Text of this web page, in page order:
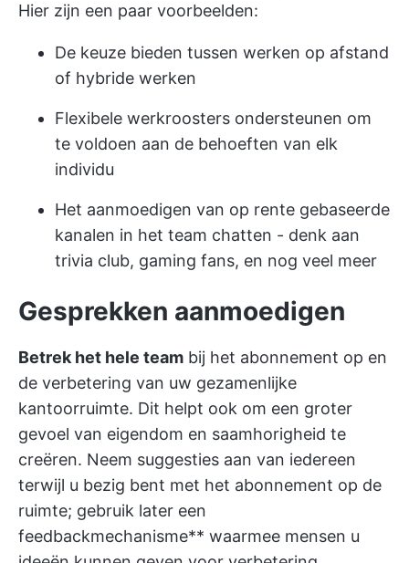
Hier zijn een paar voorbeelden:
De keuze bieden tussen werken op afstand
of hybride werken
Flexibele werkroosters ondersteunen om
te voldoen aan de behoeften van elk
individu
Het aanmoedigen van op rente gebaseerde
kanalen in het team chatten - denk aan
trivia club, gaming fans, en nog veel meer
Gesprekken aanmoedigen
Betrek het hele team bij het abonnement op en
de verbetering van uw gezamenlijke
kantoorruimte. Dit helpt ook om een groter
gevoel van eigendom en saamhorigheid te
creëren. Neem suggesties aan van iedereen
terwijl u bezig bent met het abonnement op de
ruimte; gebruik later een
feedbackmechanisme** waarmee mensen u